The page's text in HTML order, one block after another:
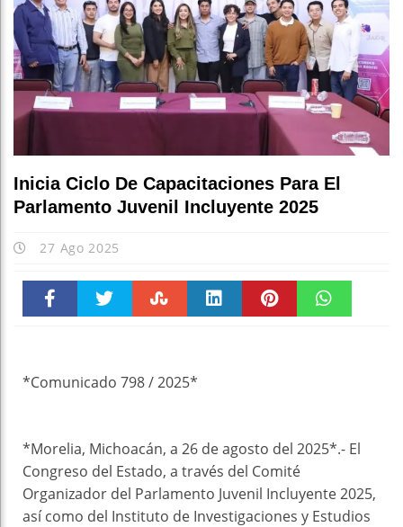
Inicia Ciclo De Capacitaciones Para El
Parlamento Juvenil Incluyente 2025
27 Ago 2025
*Comunicado 798 / 2025*
*Morelia, Michoacán, a 26 de agosto del 2025*.- El
Congreso del Estado, a través del Comité
Organizador del Parlamento Juvenil Incluyente 2025,
así como del Instituto de Investigaciones y Estudios